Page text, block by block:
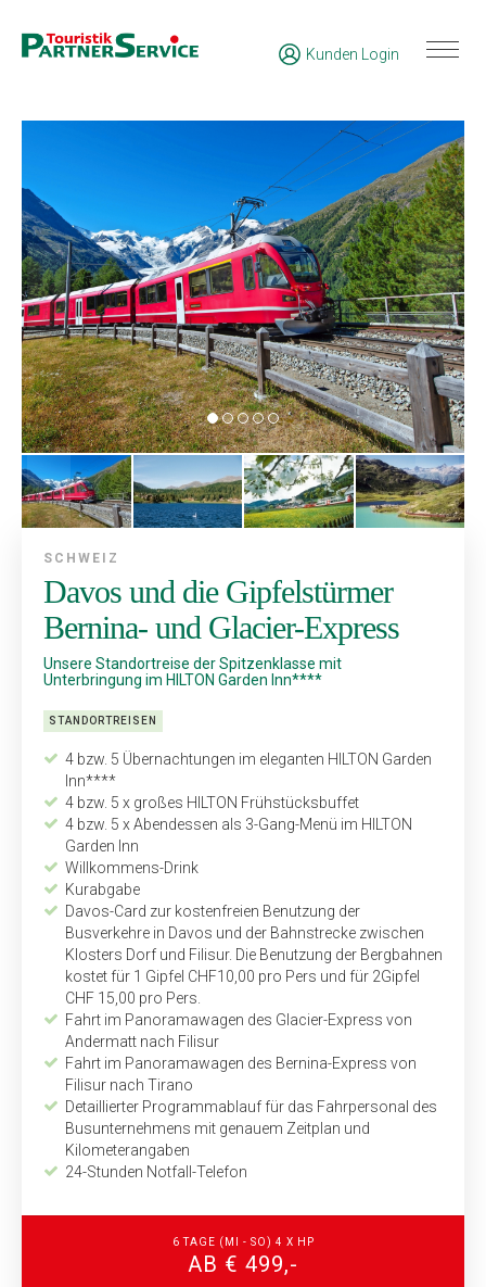
Kunden Login
SCHWEIZ
Davos und die Gipfelstürmer
Bernina- und Glacier-Express
Unsere Standortreise der Spitzenklasse mit
Unterbringung im HILTON Garden Inn****
STANDORTREISEN
4 bzw. 5 Übernachtungen im eleganten HILTON Garden
Inn****
4 bzw. 5 x großes HILTON Frühstücksbuffet
4 bzw. 5 x Abendessen als 3-Gang-Menü im HILTON
Garden Inn
Willkommens-Drink
Kurabgabe
Davos-Card zur kostenfreien Benutzung der
Busverkehre in Davos und der Bahnstrecke zwischen
Klosters Dorf und Filisur. Die Benutzung der Bergbahnen
kostet für 1 Gipfel CHF10,00 pro Pers und für 2Gipfel
CHF 15,00 pro Pers.
Fahrt im Panoramawagen des Glacier-Express von
Andermatt nach Filisur
Fahrt im Panoramawagen des Bernina-Express von
Filisur nach Tirano
Detaillierter Programmablauf für das Fahrpersonal des
Busunternehmens mit genauem Zeitplan und
Kilometerangaben
24-Stunden Notfall-Telefon
6 TAGE (MI - SO) 4 X HP
AB € 499,-